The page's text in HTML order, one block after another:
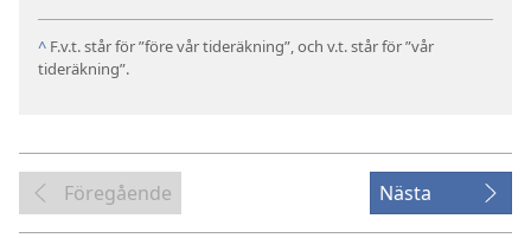
^ F.v.t. står för ”före vår tideräkning”, och v.t. står för ”vår
tideräkning”.
Föregående Nästa